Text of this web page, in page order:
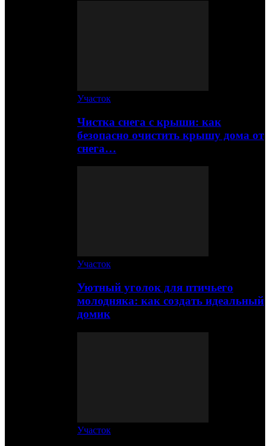
Участок
Чистка снега с крыши: как
безопасно очистить крышу дома от
снега…
Участок
Уютный уголок для птичьего
молодняка: как создать идеальный
домик
Участок